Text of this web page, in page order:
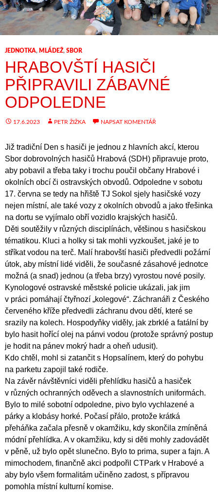
JEDNOTKA, MLÁDEŽ, SBOR
HRABOVŠTÍ HASIČI
PŘIPRAVILI ZÁBAVNÉ
ODPOLEDNE
17.6.2023 PETR ŽIŽKA NAPSAT KOMENTÁŘ
Již tradiční Den s hasiči je jednou z hlavních akcí, kterou
Sbor dobrovolných hasičů Hrabová (SDH) připravuje proto,
aby pobavil a třeba taky i trochu poučil občany Hrabové i
okolních obcí či ostravských obvodů. Odpoledne v sobotu
17. června se tedy na hřiště TJ Sokol sjely hasičské vozy
nejen místní, ale také vozy z okolních obvodů a jako třešinka
na dortu se vyjímalo obří vozidlo krajských hasičů.
Děti soutěžily v různých disciplínách, většinou s hasičskou
tématikou. Kluci a holky si tak mohli vyzkoušet, jaké je to
stříkat vodou na terč. Malí hrabovští hasiči předvedli požární
útok, aby místní lidé viděli, že současné zásahové jednotce
možná (a snad) jednou (a třeba brzy) vyrostou nové posily.
Kynologové ostravské městské policie ukázali, jak jim
v práci pomáhají čtyřnozí „kolegové“. Záchranáři z Českého
červeného kříže předvedli záchranu dvou dětí, které se
srazily na kolech. Hospodyňky viděly, jak zbrklé a fatální by
bylo hasit hořící olej na pánvi vodou (protože správný postup
je hodit na pánev mokrý hadr a oheň udusit).
Kdo chtěl, mohl si zatančit s Hopsalínem, který do pohybu
na parketu zapojil také rodiče.
Na závěr návštěvníci viděli přehlídku hasičů a hasiček
v různých ochranných oděvech a slavnostních uniformách.
Bylo to milé sobotní odpoledne, pivo bylo vychlazené a
párky a klobásy horké. Počasí přálo, protože krátká
přeháňka začala přesně v okamžiku, kdy skončila zmíněná
módní přehlídka. A v okamžiku, kdy si děti mohly zadovádět
v pěně, už bylo opět slunečno. Bylo to prima, super a fajn. A
mimochodem, finančně akci podpořil CTPark v Hrabové a
aby bylo všem formalitám učiněno zadost, s přípravou
pomohla místní kulturní komise.